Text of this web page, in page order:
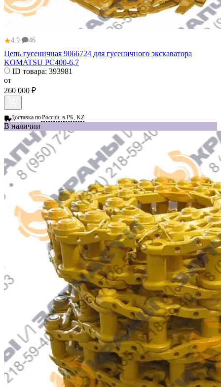
★4.9 46
Цепь гусеничная 9066724 для гусеничного экскаватора
KOMATSU PC400-6,7
ID товара: 393981
от
260 000 ₽
Доставка поРоссии, в РБ, KZ
В наличии